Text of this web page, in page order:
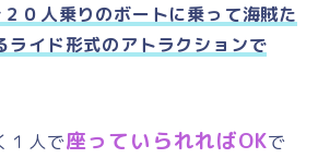
０人乗りのボートに乗って海賊た
ライド形式のアトラクションで
１人で座っていられればOKで